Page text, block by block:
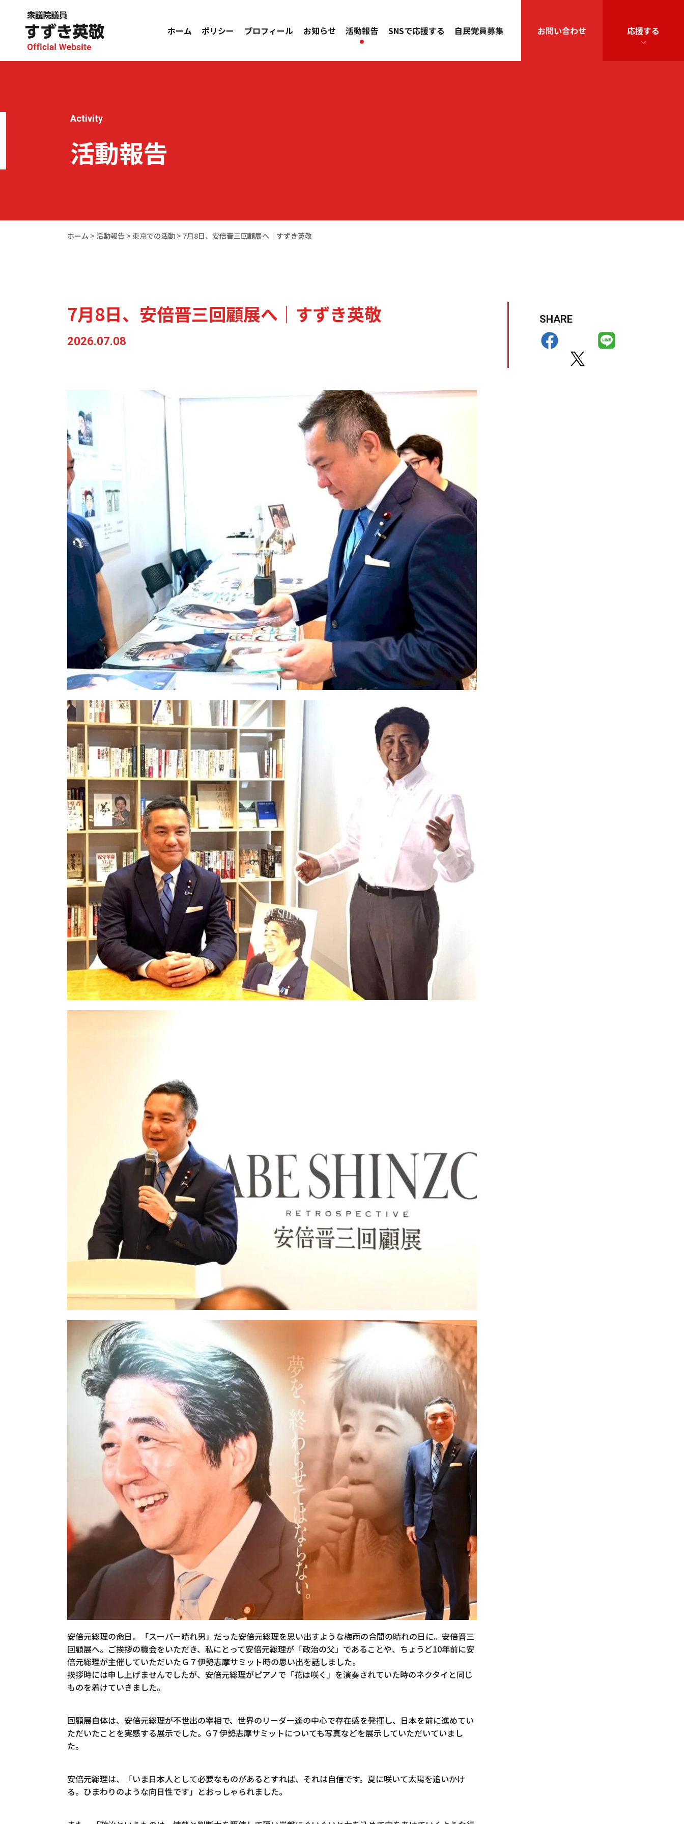
ホーム ポリシー プロフィール お知らせ 活動報告 SNSで応援する 自民党員募集 お問い合わせ 応援する
Activity
活動報告
ホーム > 活動報告 > 東京での活動 > 7月8日、安倍晋三回顧展へ｜すずき英敬
7月8日、安倍晋三回顧展へ｜すずき英敬
2026.07.08
安倍元総理の命日。「スーパー晴れ男」だった安倍元総理を思い出すような梅雨の合間の晴れの日に。安倍晋三
回顧展へ。ご挨拶の機会をいただき、私にとって安倍元総理が「政治の父」であることや、ちょうど10年前に安
倍元総理が主催していただいたＧ７伊勢志摩サミット時の思い出を話しました。
挨拶時には申し上げませんでしたが、安倍元総理がピアノで「花は咲く」を演奏されていた時のネクタイと同じ
ものを着けていきました。
回顧展自体は、安倍元総理が不世出の宰相で、世界のリーダー達の中心で存在感を発揮し、日本を前に進めてい
ただいたことを実感する展示でした。G７伊勢志摩サミットについても写真などを展示していただいていまし
た。
安倍元総理は、「いま日本人として必要なものがあるとすれば、それは自信です。夏に咲いて太陽を追いかけ
る。ひまわりのような向日性です」とおっしゃられました。
SHARE